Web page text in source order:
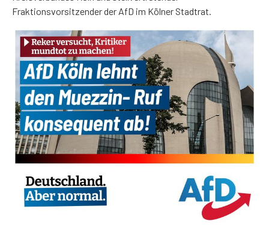
Fraktionsvorsitzender der AfD im Kölner Stadtrat.